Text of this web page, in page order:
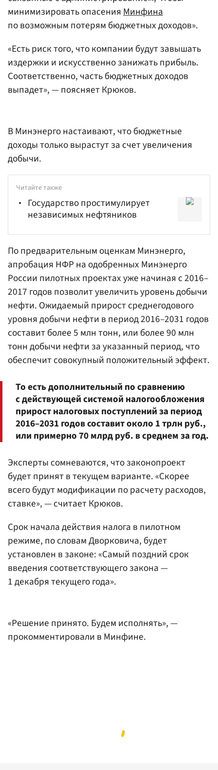
минимизировать опасенияМинфина
по возможным потерям бюджетных доходов».
«Есть риск того, что компании будут завышать
издержки и искусственно занижать прибыль.
Соответственно, часть бюджетных доходов
выпадет», — поясняет Крюков.
В Минэнерго настаивают, что бюджетные
доходы только вырастут за счет увеличения
добычи.
Читайте также
Государство простимулирует
независимых нефтяников
По предварительным оценкам Минэнерго,
апробация НФР на одобренных Минэнерго
России пилотных проектах уже начиная с 2016–
2017 годов позволит увеличить уровень добычи
нефти. Ожидаемый прирост среднегодового
уровня добычи нефти в период 2016–2031 годов
составит более 5 млн тонн, или более 90 млн
тонн добычи нефти за указанный период, что
обеспечит совокупный положительный эффект.
То есть дополнительный по сравнению
с действующей системой налогообложения
прирост налоговых поступлений за период
2016–2031 годов составит около 1 трлн руб.,
или примерно 70 млрд руб. в среднем за год.
Эксперты сомневаются, что законопроект
будет принят в текущем варианте. «Скорее
всего будут модификации по расчету расходов,
ставке», — считает Крюков.
Срок начала действия налога в пилотном
режиме, по словам Дворковича, будет
установлен в законе: «Самый поздний срок
введения соответствующего закона —
1 декабря текущего года».
«Решение принято. Будем исполнять», —
прокомментировали в Минфине.